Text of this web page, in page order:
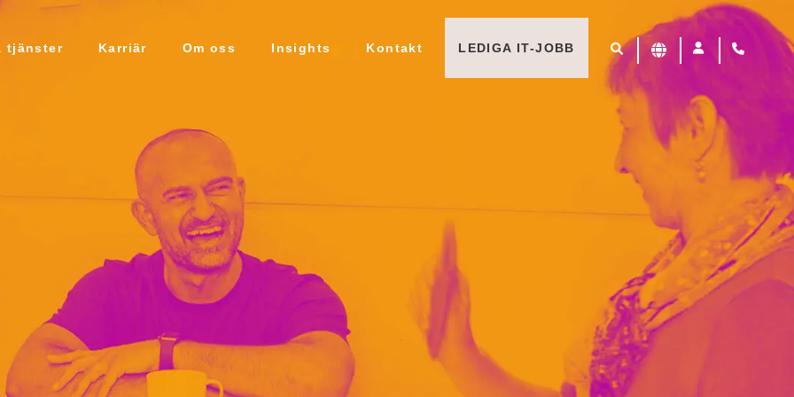
tjänster Karriär Om oss Insights Kontakt LEDIGA IT-JOBB